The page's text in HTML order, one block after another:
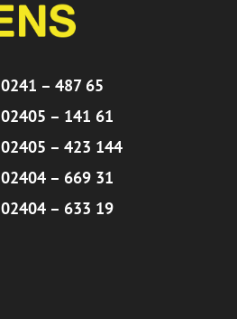
0241 – 487 65
02405 – 141 61
02405 – 423 144
02404 – 669 31
02404 – 633 19